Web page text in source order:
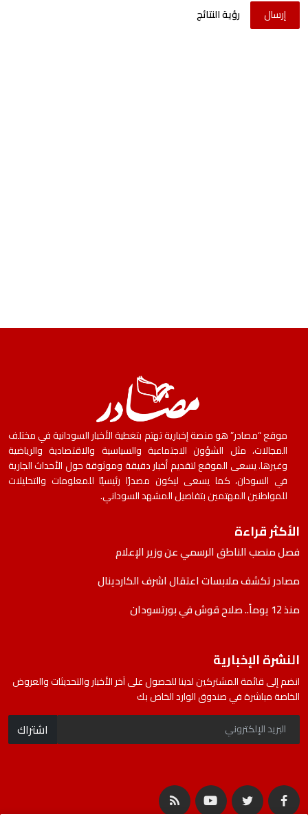
إرسال رؤية النتائج
موقع “مصادر” هو منصة إخبارية تهتم بتغطية الأخبار السودانية في مختلف
المجالات، مثل الشؤون الاجتماعية والسياسية والاقتصادية والرياضية
وغيرها. يسعى الموقع لتقديم أخبار دقيقة وموثوقة حول الأحداث الجارية
في السودان، كما يسعى ليكون مصدرًا رئيسيًا للمعلومات والتحليلات
للمواطنين المهتمين بتفاصيل المشهد السوداني.
الأكثر قراءة
فصل منصب الناطق الرسمي عن وزير الإعلام
مصادر تكشف ملابسات اعتقال اشرف الكاردينال
منذ 12 يوماً.. صلاح قوش في بورتسودان
النشرة الإخبارية
انضم إلى قائمة المشتركين لدينا للحصول على آخر الأخبار والتحديثات والعروض
الخاصة مباشرة في صندوق الوارد الخاص بك
اشتراك